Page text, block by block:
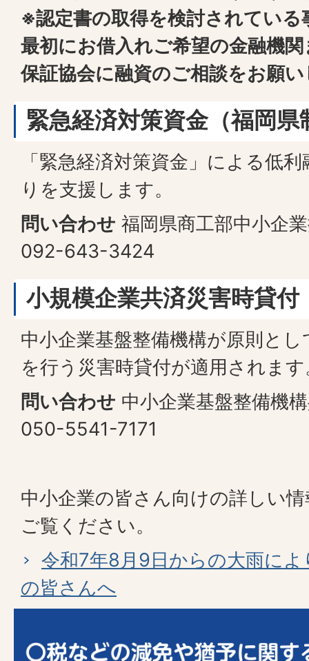
※認定書の取得を検討されている
最初にお借入れご希望の金融機
保証協会に融資のご相談をお願
緊急経済対策資金（福岡県
「緊急経済対策資金」による低
りを支援します。
問い合わせ 福岡県商工部中小企
092-643-3424
小規模企業共済災害時貸付
中小企業基盤整備機構が原則と
を行う災害時貸付が適用されま
問い合わせ 中小企業基盤整備機
050-5541-7171
中小企業の皆さん向けの詳しい
ご覧ください。
令和7年8月9日からの大雨に
の皆さんへ